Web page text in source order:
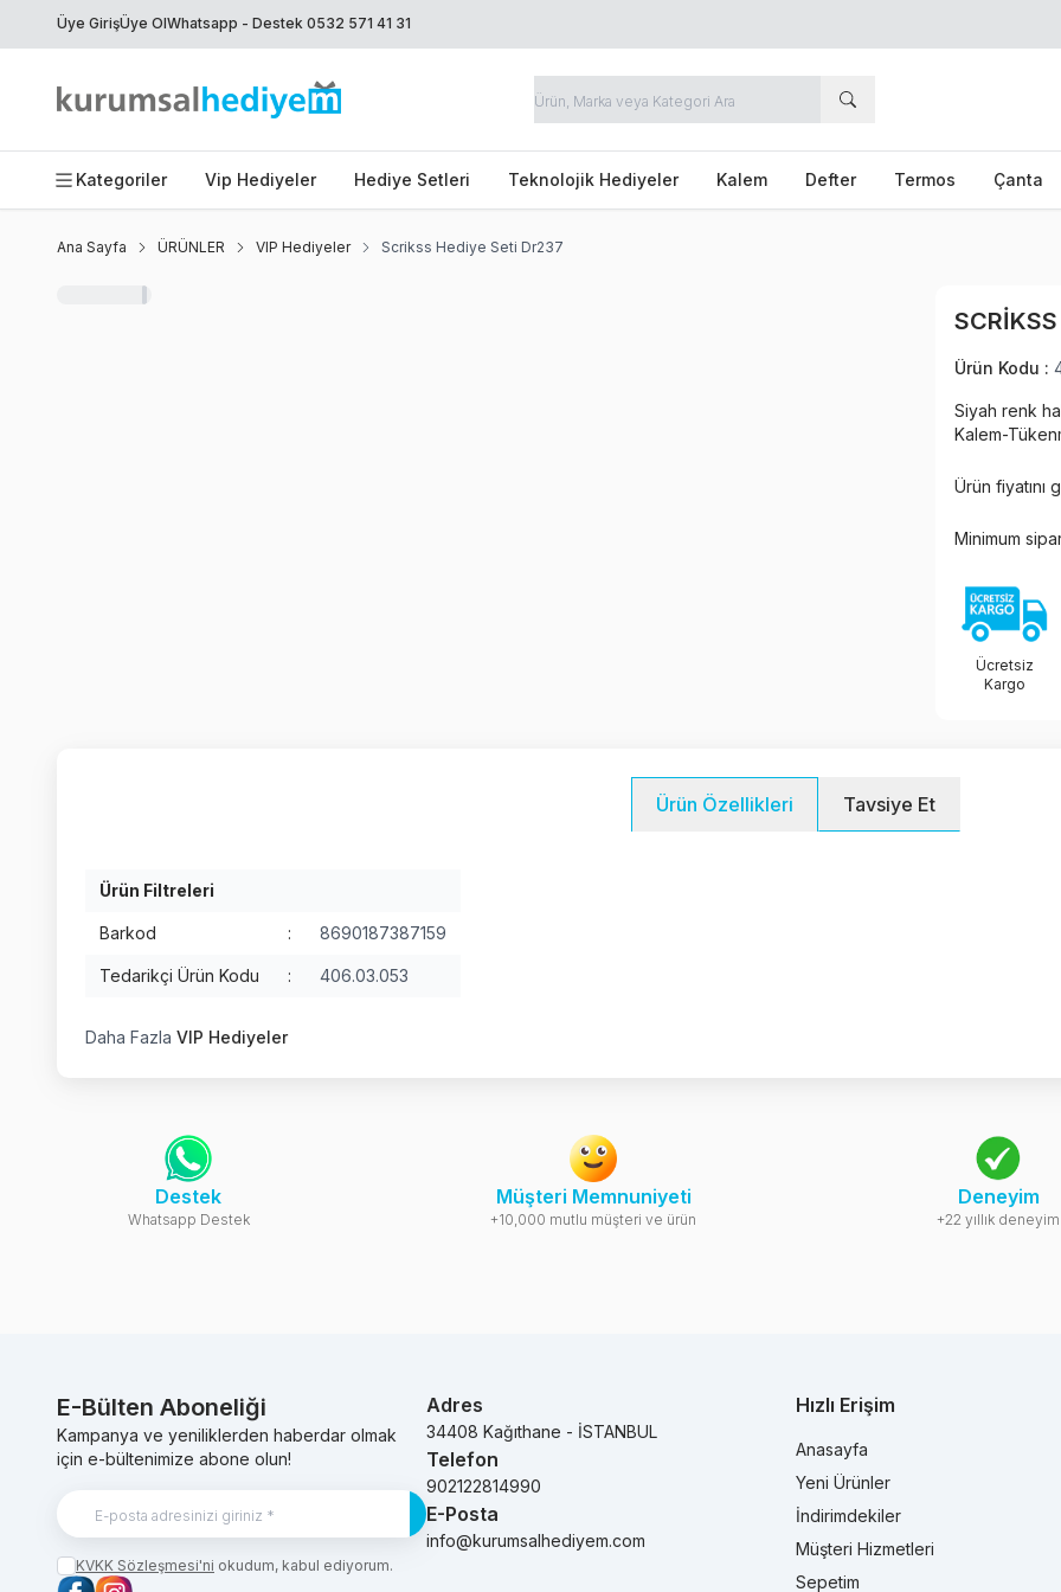
Üye GirişÜye OlWhatsapp - Destek 0532 571 41 31
Kategoriler Vip Hediyeler Hediye Setleri Teknolojik Hediyeler Kalem Defter Termos Çanta
Ana Sayfa ÜRÜNLER VIP Hediyeler Scrikss Hediye Seti Dr237
Ürün Kodu :
Siyah renk
Kalem-
Ürün fiyatını
Minimum
Ücretsiz
Kargo
Ürün Özellikleri Tavsiye Et
Ürün Filtreleri
Barkod : 8690187387159
Tedarikçi Ürün Kodu : 406.03.053
Daha Fazla VIP Hediyeler
Destek
Whatsapp Destek
Müşteri Memnuniyeti
+10,000 mutlu müşteri ve ürün
Deneyim
+22 yıllık deneyim
E-Bülten Aboneliği
Kampanya ve yeniliklerden haberdar olmak
için e-bültenimize abone olun!
Kayıt Ol
KVKK Sözleşmesi'ni okudum, kabul ediyorum.
Adres
34408 Kağıthane - İSTANBUL
Telefon
902122814990
E-Posta
info@kurumsalhediyem.com
Hızlı Erişim
Anasayfa
Yeni Ürünler
İndirimdekiler
Müşteri Hizmetleri
Sepetim